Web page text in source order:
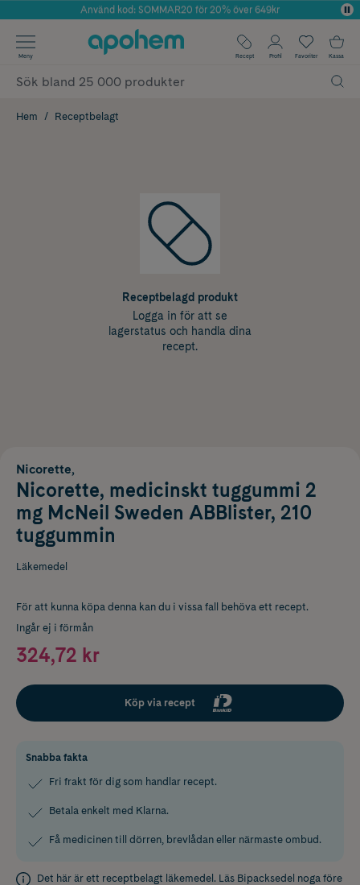
Årets Butik 2025 inom Skönhet
Använd kod: SOMMAR20 för 20% över 649kr
✓ Fri frakt
✓ Poäng på alla köp*
Meny Recept Profil Favoriter Kassa
Hem Receptbelagt
Receptbelagd produkt
Logga in för att se
lagerstatus och handla dina
recept.
Nicorette,
Nicorette, medicinskt tuggummi 2
mg McNeil Sweden ABBlister, 210
tuggummin
Läkemedel
För att kunna köpa denna kan du i vissa fall behöva ett recept.
Ingår ej i förmån
324,72 kr
Köp via recept
Snabba fakta
Fri frakt för dig som handlar recept.
Betala enkelt med Klarna.
Få medicinen till dörren, brevlådan eller närmaste ombud.
Det här är ett receptbelagt läkemedel. Läs Bipacksedel noga före